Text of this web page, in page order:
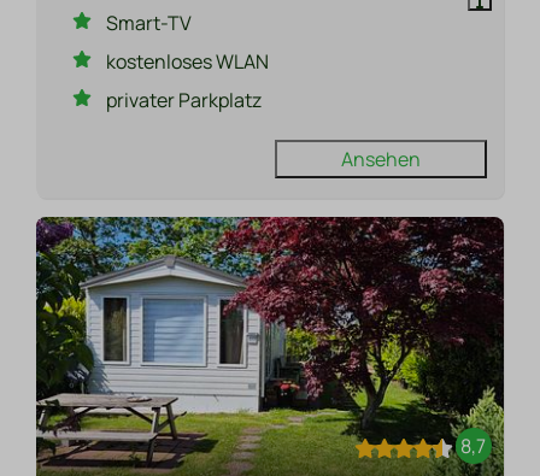
Smart-TV
kostenloses WLAN
privater Parkplatz
Ansehen
8,7